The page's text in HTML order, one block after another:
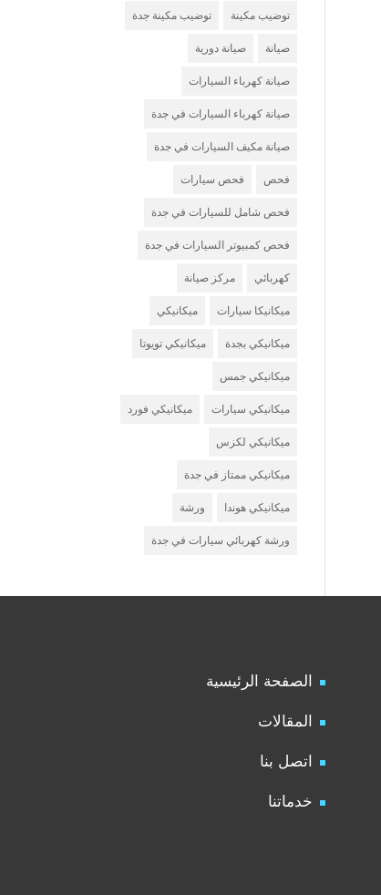
توضيب مكينة توضيب مكينة جدة
صيانة صيانة دورية
صيانة كهرباء السيارات
صيانة كهرباء السيارات في جدة
صيانة مكيف السيارات في جدة
فحص فحص سيارات
فحص شامل للسيارات في جدة
فحص كمبيوتر السيارات في جدة
كهربائي مركز صيانة
ميكانيكا سيارات ميكانيكي
ميكانيكي بجدة ميكانيكي تويوتا
ميكانيكي جمس
ميكانيكي سيارات ميكانيكي فورد
ميكانيكي لكزس
ميكانيكي ممتاز في جدة
ميكانيكي هوندا ورشة
ورشة كهربائي سيارات في جدة
الصفحة الرئيسية
المقالات
اتصل بنا
خدماتنا